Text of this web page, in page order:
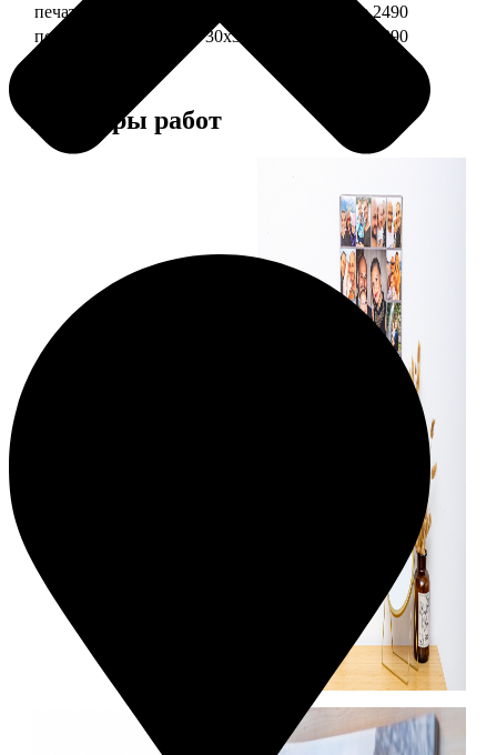
печать фото на холсте 30х30 на подрамнике 2490
печать фото на холсте 30х30 в раме
4990
Примеры работ